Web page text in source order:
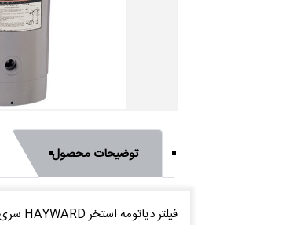
توضیحات محصول
فیلتر دیاتومه استخر HAYWARD سری PERFLEX